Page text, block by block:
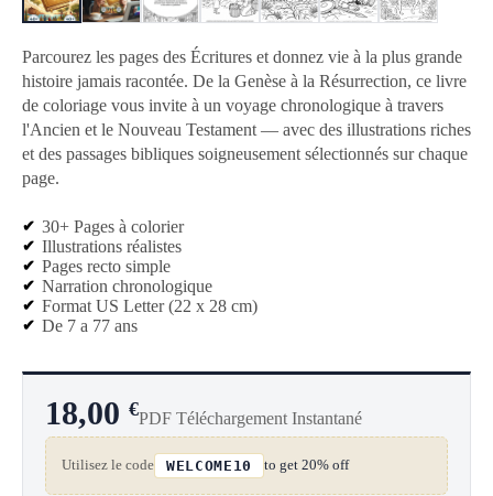
Parcourez les pages des Écritures et donnez vie à la plus grande
histoire jamais racontée. De la Genèse à la Résurrection, ce livre
de coloriage vous invite à un voyage chronologique à travers
l'Ancien et le Nouveau Testament — avec des illustrations riches
et des passages bibliques soigneusement sélectionnés sur chaque
page.
30+ Pages à colorier
Illustrations réalistes
Pages recto simple
Narration chronologique
Format US Letter (22 x 28 cm)
De 7 a 77 ans
18,00 €PDF Téléchargement Instantané
Utilisez le code WELCOME10 to get 20% off